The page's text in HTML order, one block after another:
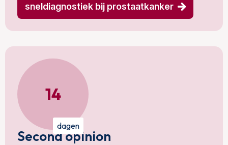
sneldiagnostiek bij prostaatkanker
14
dagen
Second opinion